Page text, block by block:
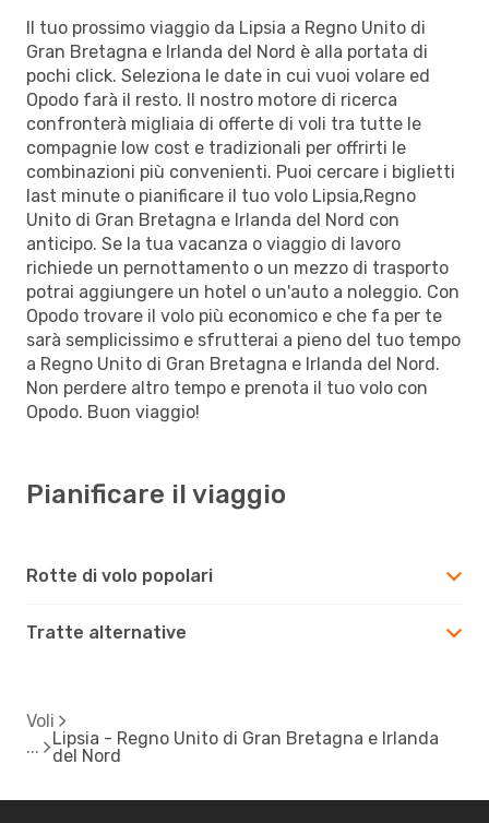
Il tuo prossimo viaggio da Lipsia a Regno Unito di
Gran Bretagna e Irlanda del Nord è alla portata di
pochi click. Seleziona le date in cui vuoi volare ed
Opodo farà il resto. Il nostro motore di ricerca
confronterà migliaia di offerte di voli tra tutte le
compagnie low cost e tradizionali per offrirti le
combinazioni più convenienti. Puoi cercare i biglietti
last minute o pianificare il tuo volo Lipsia,Regno
Unito di Gran Bretagna e Irlanda del Nord con
anticipo. Se la tua vacanza o viaggio di lavoro
richiede un pernottamento o un mezzo di trasporto
potrai aggiungere un hotel o un'auto a noleggio. Con
Opodo trovare il volo più economico e che fa per te
sarà semplicissimo e sfrutterai a pieno del tuo tempo
a Regno Unito di Gran Bretagna e Irlanda del Nord.
Non perdere altro tempo e prenota il tuo volo con
Opodo. Buon viaggio!
Pianificare il viaggio
Rotte di volo popolari
Tratte alternative
Voli
Lipsia - Regno Unito di Gran Bretagna e Irlanda
del Nord